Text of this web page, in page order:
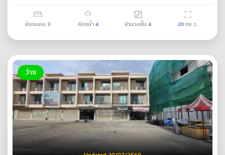
ห้องนอน 3 ห้องน้ำ4 จำนวนชั้น 4 20ตร.ว.
ว่าง